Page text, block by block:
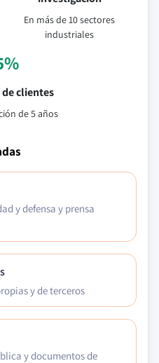
En más de 10 sectores
industriales
clientes
de 5 años
y defensa y prensa
y de terceros
y documentos de